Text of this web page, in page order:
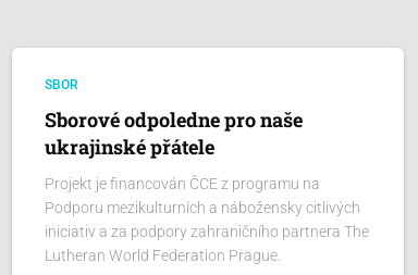
SBOR
Sborové odpoledne pro naše
ukrajinské přátele
Projekt je financován ČCE z programu na
Podporu mezikulturních a nábožensky citlivých
iniciativ a za podpory zahraničního partnera The
Lutheran World Federation Prague.